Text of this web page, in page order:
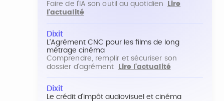
Faire de l'IA son outil au quotidien
Lire
l'actualité
Dixit
L'Agrément CNC pour les films de long
métrage cinéma
Comprendre, remplir et sécuriser son
dossier d'agrément
Lire l'actualité
Dixit
Le crédit d'impôt audiovisuel et cinéma